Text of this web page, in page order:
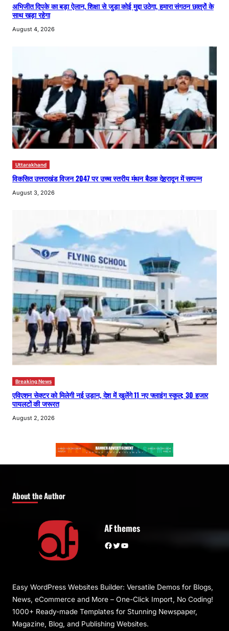
अभिजीत दिपके का बड़ा ऐलान, शिक्षा से जुड़ा कोई मुद्दा उठेगा, हमारा संगठन छात्रों के
साथ खड़ा रहेगा
August 4, 2026
Uttarakhand
विकसित उत्तराखंड विजन 2047 पर उच्च स्तरीय मंथन बैठक देहरादून में सम्पन्न
August 3, 2026
Breaking News
एविएशन सेक्टर को मिलेगी नई उड़ान, देश में खुलेंगे 11 नए फ्लाइंग स्कूल; 30 हजार
पायलटों की जरूरत
August 2, 2026
About the Author
AF themes
Facebook Twitter YouTube
Easy WordPress Websites Builder: Versatile Demos for Blogs,
News, eCommerce and More – One-Click Import, No Coding!
1000+ Ready-made Templates for Stunning Newspaper,
Magazine, Blog, and Publishing Websites.